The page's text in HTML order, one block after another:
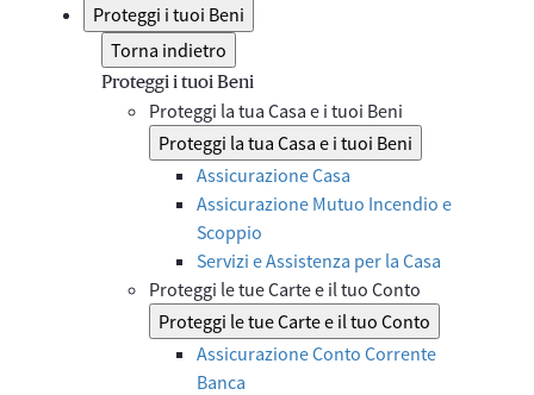
Proteggi i tuoi Beni
Torna indietro
Proteggi i tuoi Beni
Proteggi la tua Casa e i tuoi Beni
Proteggi la tua Casa e i tuoi Beni
Assicurazione Casa
Assicurazione Mutuo Incendio e
Scoppio
Servizi e Assistenza per la Casa
Proteggi le tue Carte e il tuo Conto
Proteggi le tue Carte e il tuo Conto
Assicurazione Conto Corrente
Banca